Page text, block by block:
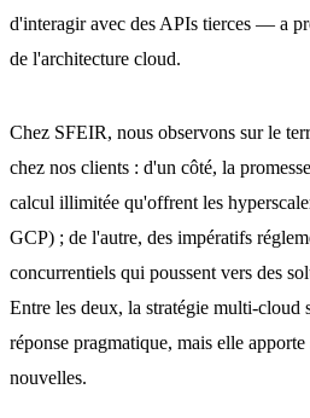
d'interagir avec des APIs tierces — a
de l'architecture cloud.
Chez SFEIR, nous observons sur le
chez nos clients : d'un côté, la
calcul illimitée qu'offrent les
GCP) ; de l'autre, des impératifs
concurrentiels qui poussent vers des
Entre les deux, la stratégie multi-cloud
réponse pragmatique, mais elle
nouvelles.